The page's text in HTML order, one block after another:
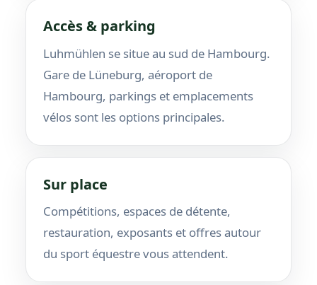
Accès & parking
Luhmühlen se situe au sud de Hambourg.
Gare de Lüneburg, aéroport de
Hambourg, parkings et emplacements
vélos sont les options principales.
Sur place
Compétitions, espaces de détente,
restauration, exposants et offres autour
du sport équestre vous attendent.